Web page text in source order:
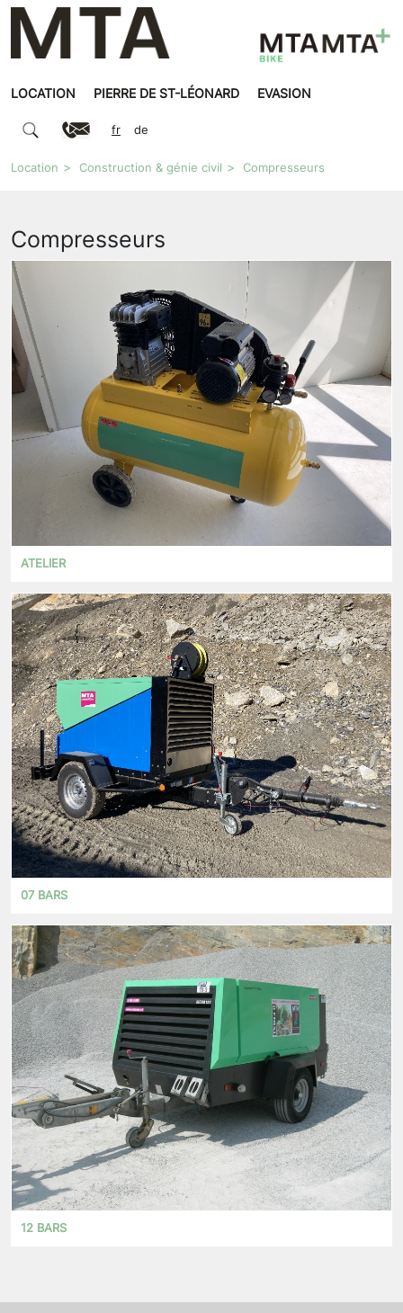
LOCATION PIERRE DE ST-LÉONARD EVASION
fr de
Location Construction & génie civil Compresseurs
Compresseurs
ATELIER
07 BARS
12 BARS